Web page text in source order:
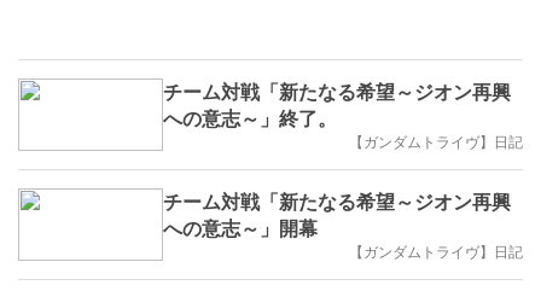
チーム対戦「新たなる希望～ジオン再興
への意志～」終了。
【ガンダムトライヴ】日記
チーム対戦「新たなる希望～ジオン再興
への意志～」開幕
【ガンダムトライヴ】日記